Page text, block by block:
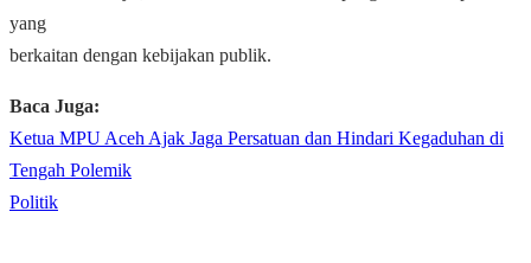
yang
berkaitan dengan kebijakan publik.
Baca Juga:
Ketua MPU Aceh Ajak Jaga Persatuan dan Hindari Kegaduhan di
Tengah Polemik
Politik